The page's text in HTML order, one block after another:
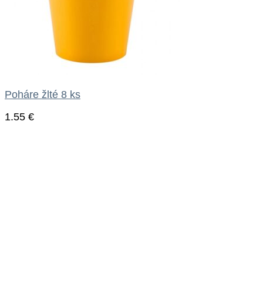
Poháre žlté 8 ks
1.55 €